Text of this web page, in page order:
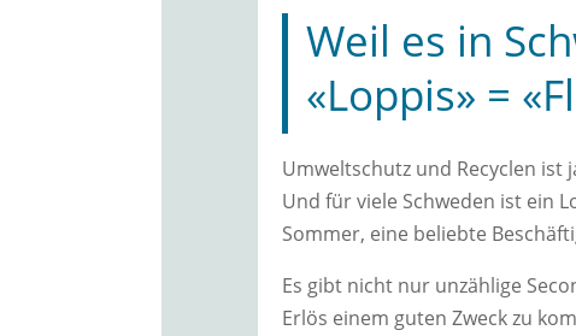
Weil es in
«Loppis» =
Umweltschutz und Recyclen ist
Und für viele Schweden ist ein
Sommer, eine beliebte
Es gibt nicht nur unzählige
Erlös einem guten Zweck zu